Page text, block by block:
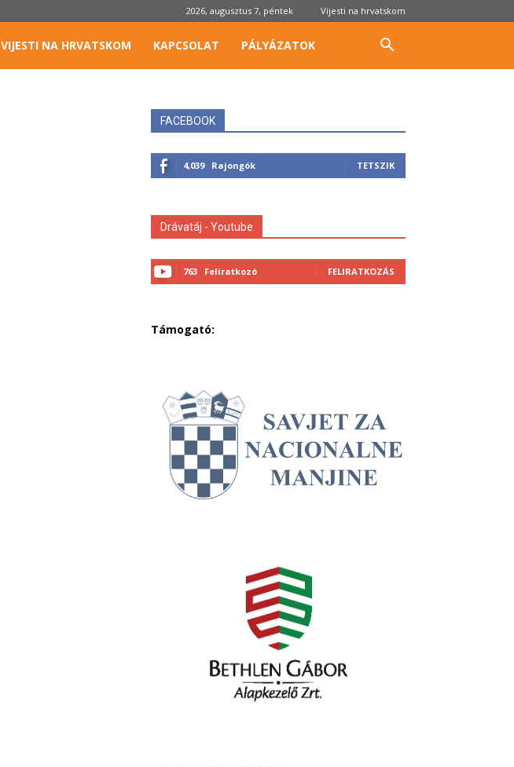
2026, augusztus 7, péntek Vijesti na hrvatskom
VIJESTI NA HRVATSKOM KAPCSOLAT PÁLYÁZATOK
FACEBOOK
4,039 Rajongók TETSZIK
Drávatáj - Youtube
763 Feliratkozó FELIRATKOZÁS
Támogató: